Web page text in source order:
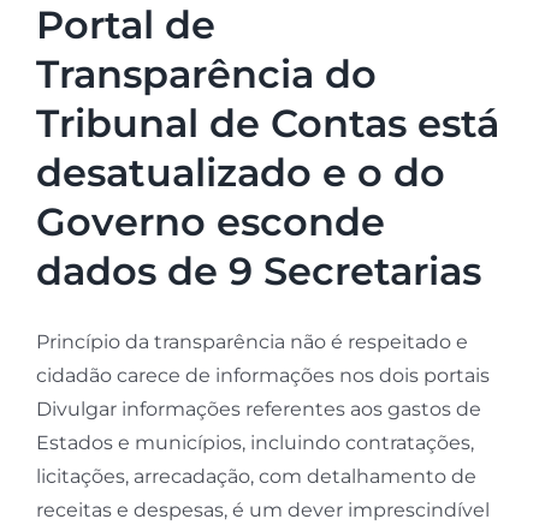
Portal de
Transparência do
Tribunal de Contas está
desatualizado e o do
Governo esconde
dados de 9 Secretarias
Princípio da transparência não é respeitado e
cidadão carece de informações nos dois portais
Divulgar informações referentes aos gastos de
Estados e municípios, incluindo contratações,
licitações, arrecadação, com detalhamento de
receitas e despesas, é um dever imprescindível